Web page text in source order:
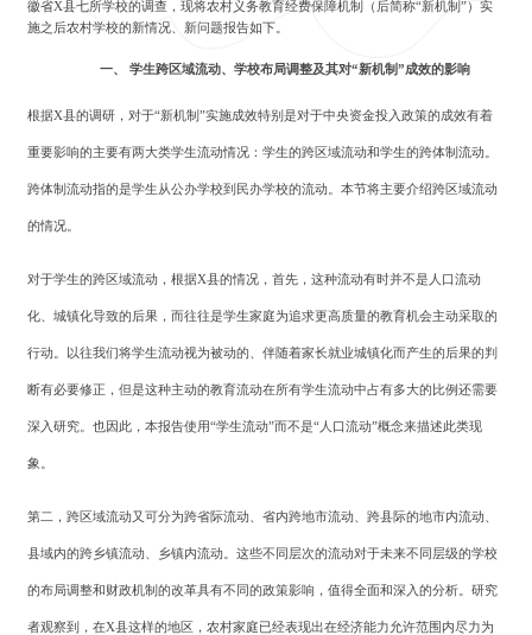
徽省X县七所学校的调查，现将农村义务教育经费保障机制（后简称“新机制”）实
施之后农村学校的新情况、新问题报告如下。
一、 学生跨区域流动、学校布局调整及其对“新机制”成效的影响
根据X县的调研，对于“新机制”实施成效特别是对于中央资金投入政策的成效有着
重要影响的主要有两大类学生流动情况：学生的跨区域流动和学生的跨体制流动。
跨体制流动指的是学生从公办学校到民办学校的流动。本节将主要介绍跨区域流动
的情况。
对于学生的跨区域流动，根据X县的情况，首先，这种流动有时并不是人口流动
化、城镇化导致的后果，而往往是学生家庭为追求更高质量的教育机会主动采取的
行动。以往我们将学生流动视为被动的、伴随着家长就业城镇化而产生的后果的判
断有必要修正，但是这种主动的教育流动在所有学生流动中占有多大的比例还需要
深入研究。也因此，本报告使用“学生流动”而不是“人口流动”概念来描述此类现
象。
第二，跨区域流动又可分为跨省际流动、省内跨地市流动、跨县际的地市内流动、
县域内的跨乡镇流动、乡镇内流动。这些不同层次的流动对于未来不同层级的学校
的布局调整和财政机制的改革具有不同的政策影响，值得全面和深入的分析。研究
者观察到，在X县这样的地区，农村家庭已经表现出在经济能力允许范围内尽力为